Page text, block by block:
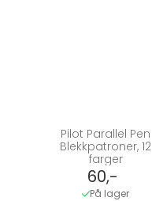
Pilot Parallel Pen
Blekkpatroner, 12
farger
60,-
På lager